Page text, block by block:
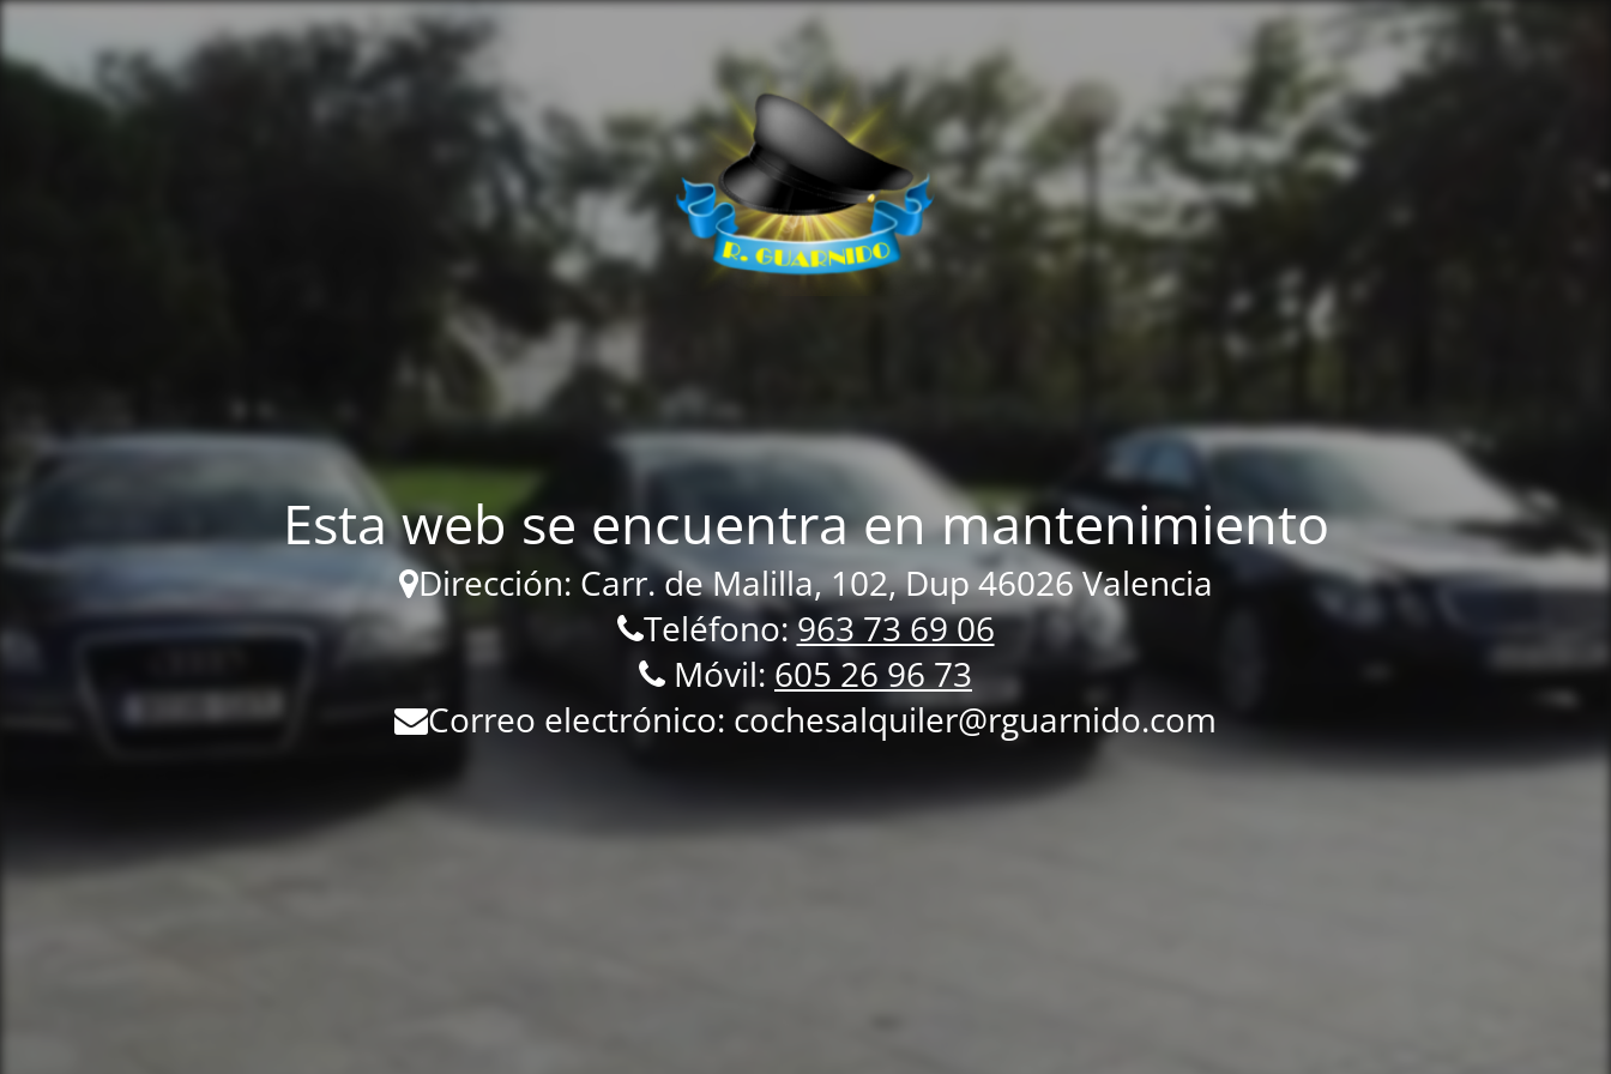
Esta web se encuentra en mantenimiento
Dirección: Carr.de Malilla, 102, Dup 46026 Valencia
Teléfono:963 73 69 06
Móvil: 605 26 96 73
Correo electrónico: cochesalquiler@rguarnido.com